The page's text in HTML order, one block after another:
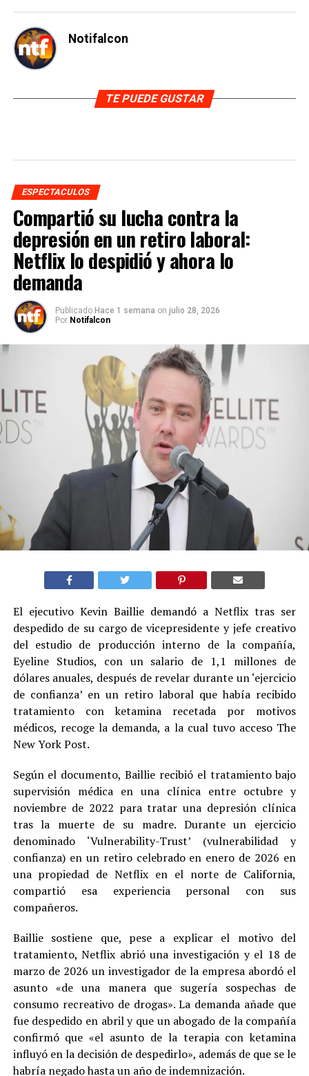
Notifalcon
TE PUEDE GUSTAR
ESPECTACULOS
Compartió su lucha contra la
depresión en un retiro laboral:
Netflix lo despidió y ahora lo
demanda
Publicado Hace 1 semana on julio 28, 2026
Por Notifalcon
El ejecutivo Kevin Baillie demandó a Netflix tras ser
despedido de su cargo de vicepresidente y jefe creativo
del estudio de producción interno de la compañía,
Eyeline Studios, con un salario de 1,1 millones de
dólares anuales, después de revelar durante un ‘ejercicio
de confianza’ en un retiro laboral que había recibido
tratamiento con ketamina recetada por motivos
médicos, recoge la demanda, a la cual tuvo acceso The
New York Post.
Según el documento, Baillie recibió el tratamiento bajo
supervisión médica en una clínica entre octubre y
noviembre de 2022 para tratar una depresión clínica
tras la muerte de su madre. Durante un ejercicio
denominado ‘Vulnerability-Trust’ (vulnerabilidad y
confianza) en un retiro celebrado en enero de 2026 en
una propiedad de Netflix en el norte de California,
compartió esa experiencia personal con sus
compañeros.
Baillie sostiene que, pese a explicar el motivo del
tratamiento, Netflix abrió una investigación y el 18 de
marzo de 2026 un investigador de la empresa abordó el
asunto «de una manera que sugería sospechas de
consumo recreativo de drogas». La demanda añade que
fue despedido en abril y que un abogado de la compañía
confirmó que «el asunto de la terapia con ketamina
influyó en la decisión de despedirlo», además de que se le
habría negado hasta un año de indemnización.